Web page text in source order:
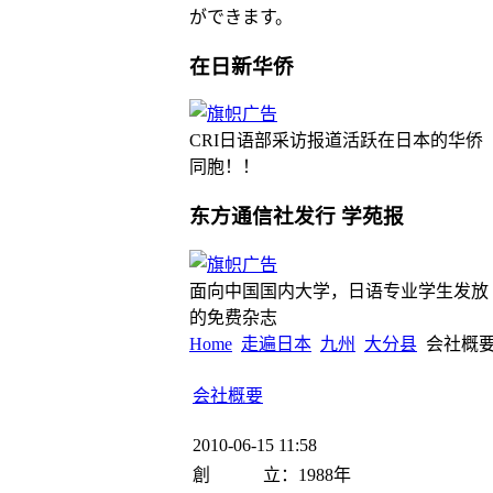
ができます。
在日新华侨
CRI日语部采访报道活跃在日本的华侨
同胞！！
东方通信社发行 学苑报
面向中国国内大学，日语专业学生发放
的免费杂志
Home 走遍日本 九州 大分县 会社概
会社概要
2010-06-15 11:58
創 立：1988年